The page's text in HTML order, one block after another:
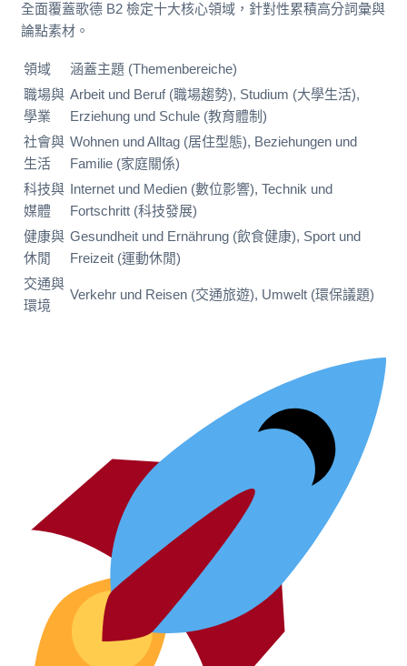
全面覆蓋歌德 B2 檢定十大核心領域，針對性累積高分詞彙與
論點素材。
領域
涵蓋主題 (Themenbereiche)
職場與
學業
Arbeit und Beruf (職場趨勢), Studium (大學生活),
Erziehung und Schule (教育體制)
社會與
生活
Wohnen und Alltag (居住型態), Beziehungen und
Familie (家庭關係)
科技與
媒體
Internet und Medien (數位影響), Technik und
Fortschritt (科技發展)
健康與
休閒
Gesundheit und Ernährung (飲食健康), Sport und
Freizeit (運動休閒)
交通與
環境
Verkehr und Reisen (交通旅遊), Umwelt (環保議題)